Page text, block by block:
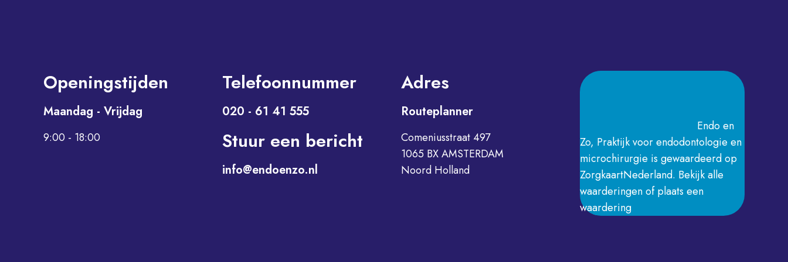
Openingstijden
Maandag - Vrijdag
9:00 - 18:00
Telefoonnummer
020 - 61 41 555
Stuur een bericht
info@endoenzo.nl
Adres
Routeplanner
Comeniusstraat 497
1065 BX AMSTERDAM
Noord Holland
Endo en
Zo, Praktijk voor endodontologie en
microchirurgie is gewaardeerd op
ZorgkaartNederland. Bekijk alle
waarderingenofplaats een
waardering